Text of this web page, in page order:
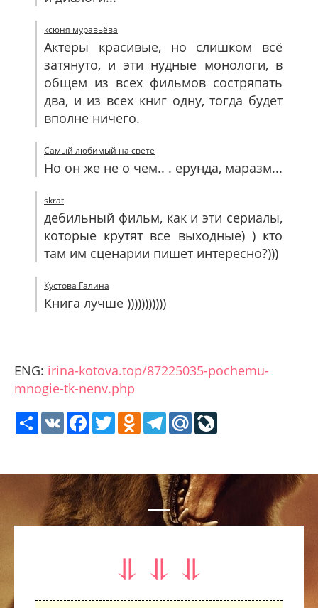
ксюня муравьёва
Актеры красивые, но слишком всё
затянуто, и эти нудные монологи, в
общем из всех фильмов состряпать
два, и из всех книг одну, тогда будет
вполне ничего.
Самый любимый на свете
Но он же не о чем.. . ерунда, маразм...
skrat
дебильный фильм, как и эти сериалы,
которые крутят все выходные) ) кто
там им сценарии пишет интересно?)))
Кустова Галина
Книга лучше )))))))))))
ENG: irina-kotova.top/87225035-pochemu-
mnogie-tk-nenv.php
ShareVK Facebook
TwitterOdnoklassniki
Telegram
Mail.Ru
⥥ ⥥ ⥥